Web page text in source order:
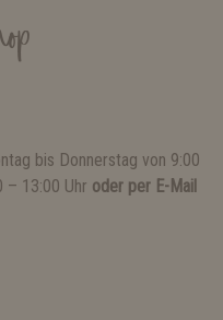
bis Donnerstag von 9:00
– 13:00 Uhr oder per E-Mail